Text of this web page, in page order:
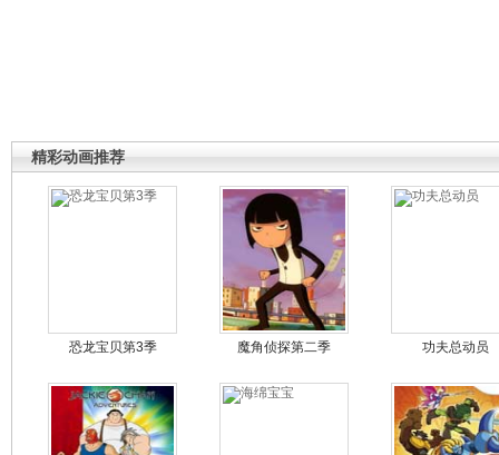
精彩动画推荐
恐龙宝贝第3季 魔角侦探第二季 功夫总动员